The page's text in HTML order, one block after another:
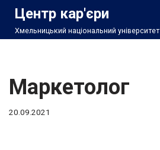
Перейти
Центр кар'єри
Хмельницький національний університет
Маркетолог
20.09.2021